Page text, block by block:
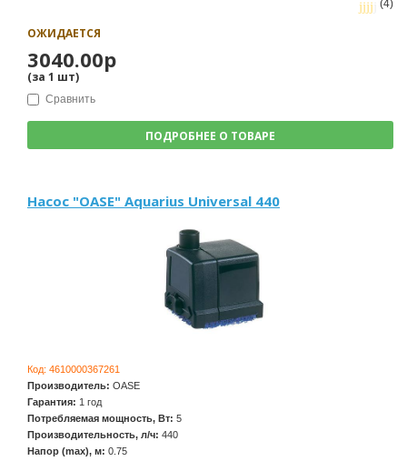
(4)
ОЖИДАЕТСЯ
3040.00р
(за 1 шт)
Сравнить
ПОДРОБНЕЕ О ТОВАРЕ
Насос "OASE" Aquarius Universal 440
Код: 4610000367261
Производитель: OASE
Гарантия: 1 год
Потребляемая мощность, Вт: 5
Производительность, л/ч: 440
Напор (max), м: 0.75